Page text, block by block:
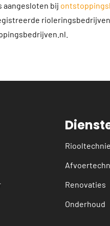
aangesloten bij
Renovaties
Onderhoud